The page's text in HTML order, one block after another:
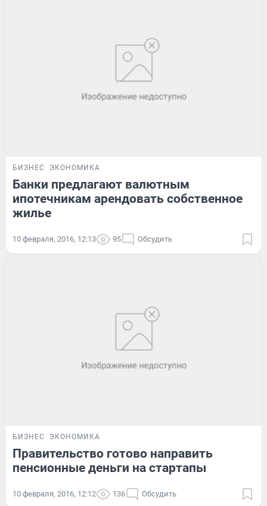
БИЗНЕС ЭКОНОМИКА
Банки предлагают валютным
ипотечникам арендовать собственное
жилье
10 февраля, 2016, 12:13 95 Обсудить
БИЗНЕС ЭКОНОМИКА
Правительство готово направить
пенсионные деньги на стартапы
10 февраля, 2016, 12:12 136 Обсудить